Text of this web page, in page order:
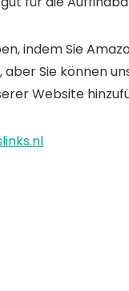
indem Sie
Sie können
Website